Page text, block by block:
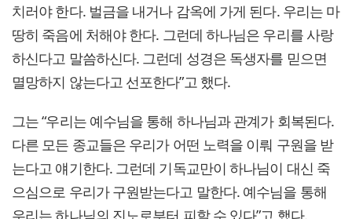
치러야 한다. 벌금을 내거나 감옥에 가게 된다. 우리는 마
땅히 죽음에 처해야 한다. 그런데 하나님은 우리를 사랑
하신다고 말씀하신다. 그런데 성경은 독생자를 믿으면
멸망하지 않는다고 선포한다”고 했다.
그는 “우리는 예수님을 통해 하나님과 관계가 회복된다.
다른 모든 종교들은 우리가 어떤 노력을 이뤄 구원을 받
는다고 얘기한다. 그런데 기독교만이 하나님이 대신 죽
으심으로 우리가 구원받는다고 말한다. 예수님을 통해
우리는 하나님의 진노로부터 피할 수 있다”고 했다.